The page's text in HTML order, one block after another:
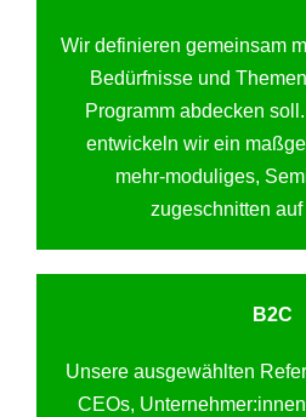
Wir definieren gemeinsam
Bedürfnisse und
Programm abdecken
entwickeln wir ein
mehr-moduliges,
zugeschnitten
B2C
Unsere ausgewählten
CEOs,